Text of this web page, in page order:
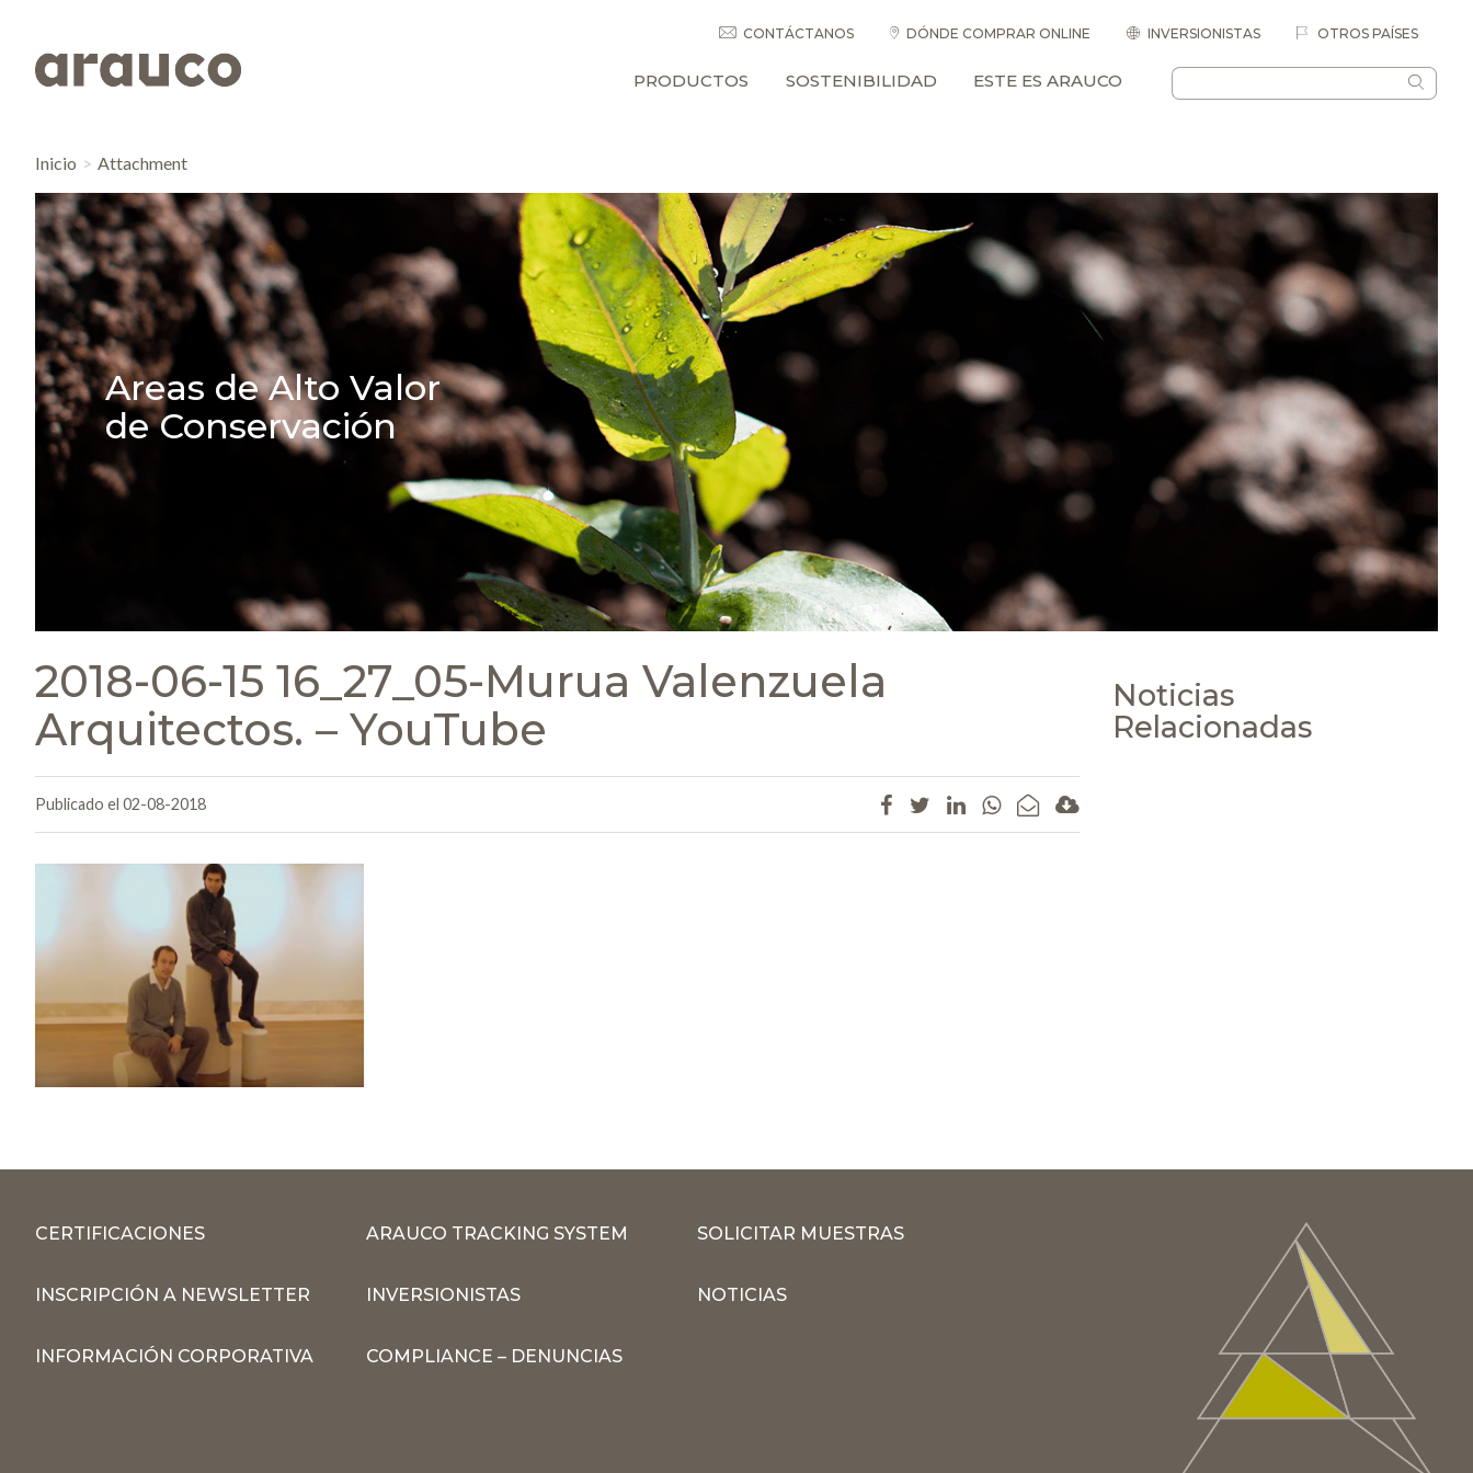
CONTÁCTANOS DÓNDE COMPRAR ONLINE INVERSIONISTAS OTROS PAÍSES
PRODUCTOS SOSTENIBILIDAD ESTE ES ARAUCO
Inicio Attachment
Areas de Alto Valor
de Conservación
2018-06-15 16_27_05-Murua Valenzuela
Arquitectos. – YouTube
Publicado el 02-08-2018
Noticias
Relacionadas
CERTIFICACIONES ARAUCO TRACKING SYSTEM SOLICITAR MUESTRAS
INSCRIPCIÓN A NEWSLETTER INVERSIONISTAS NOTICIAS
INFORMACIÓN CORPORATIVA COMPLIANCE – DENUNCIAS